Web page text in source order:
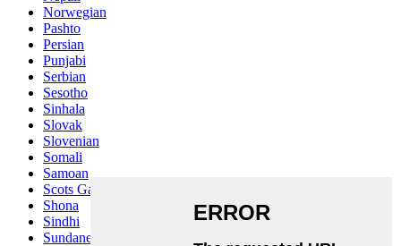
Norwegian
Pashto
Persian
Punjabi
Serbian
Sesotho
Sinhala
Slovak
Slovenian
Somali
Samoan
Scots Gaelic
Shona
Sindhi
Sundanese